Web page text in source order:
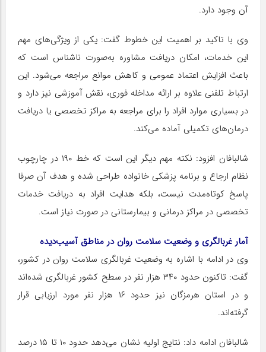
آن وجود دارد.
وی با تاکید بر اهمیت این خطوط گفت: یکی از ویژگی‌های مهم
این خدمات، امکان دریافت مشاوره به‌صورت ناشناس است که
باعث افزایش اعتماد عمومی و کاهش موانع مراجعه می‌شود. این
ارتباط تلفنی علاوه بر ارائه مداخله فوری، نقش آموزشی نیز دارد و
در بسیاری موارد افراد را برای مراجعه به مراکز تخصصی یا دریافت
درمان‌های تکمیلی آماده می‌کند.
شالبافان افزود: نکته مهم دیگر این است که خط ۱۹۰ در چارچوب
نظام ارجاع و برنامه پزشکی خانواده طراحی شده و هدف آن صرفا
پاسخ کوتاه‌مدت نیست، بلکه هدایت افراد به دریافت خدمات
تخصصی در مراکز درمانی و بیمارستانی در صورت نیاز است.
آمار غربالگری و وضعیت سلامت روان در مناطق آسیب‌دیده
وی در ادامه با اشاره به وضعیت غربالگری سلامت روان در کشور،
گفت: تاکنون حدود ۳۴۰ هزار نفر در سطح کشور غربالگری شده‌اند
و در استان هرمزگان نیز حدود ۱۶ هزار نفر مورد ارزیابی قرار
گرفته‌اند.
شالبافان ادامه داد: نتایج اولیه نشان می‌دهد حدود ۱۰ تا ۱۵ درصد